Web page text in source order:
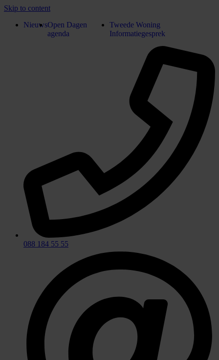
Skip to content
NieuwsOpen Dagen
agenda
Tweede Woning
Informatiegesprek
088 184 55 55